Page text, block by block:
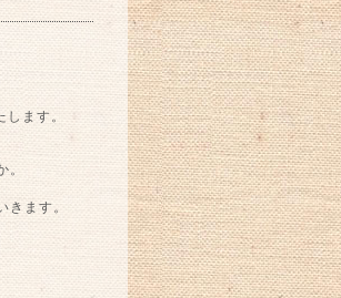
ます。
。
ます。